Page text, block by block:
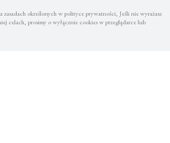
określonych w polityce prywatności, Jeśli nie wyrażasz
celach, prosimy o wyłącznie cookies w przeglądarce lub